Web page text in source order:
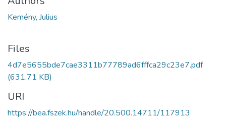
Kemény, Julius
Files
4d7e5655bde7cae3311b77789ad6fffca29c23e7.pdf
(631.71 KB)
URI
https://bea.fszek.hu/handle/20.500.14711/117913